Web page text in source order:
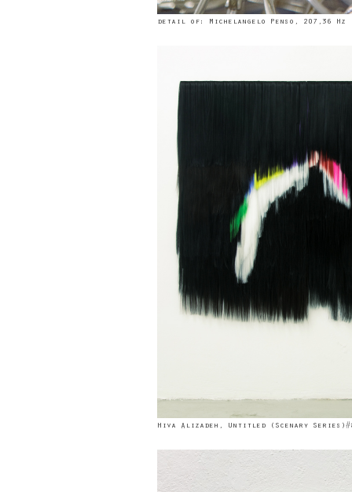
detail of: Michelangelo Penso, 207,36 Hz
Hiva Alizadeh, Untitled (Scenary